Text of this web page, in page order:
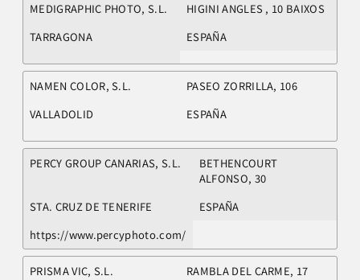
MEDIGRAPHIC PHOTO, S.L.
HIGINI ANGLES , 10 BAIXOS
TARRAGONA
ESPAÑA
NAMEN COLOR, S.L.
PASEO ZORRILLA, 106
VALLADOLID
ESPAÑA
PERCY GROUP CANARIAS, S.L.
BETHENCOURT
ALFONSO, 30
STA. CRUZ DE TENERIFE
ESPAÑA
https://www.percyphoto.com/
PRISMA VIC, S.L.
RAMBLA DEL CARME, 17